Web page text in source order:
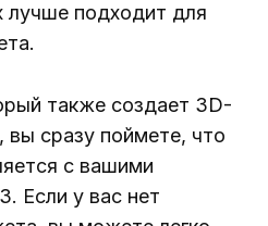
лучше подходит для
также создает 3D-
сразу поймете, что
с вашими
Если у вас нет